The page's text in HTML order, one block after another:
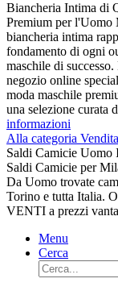
Biancheria Intima di
Premium per l'Uomo
biancheria intima
fondamento di ogni
maschile di
negozio online
moda maschile
una selezione curata
informazioni
Alla categoria Vendita
Saldi Camicie Uomo
Saldi Camicie per
Da Uomo trovate
Torino e tutta Italia.
VENTI a prezzi
Menu
Cerca